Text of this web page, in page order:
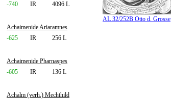
-740
IR 4096 L
Achaimenide Ariaramnes
-625
IR 256 L
Achaimenide Pharnaspes
-605
IR 136 L
Achalm (verh.) Mechthild
AL 32/252B Otto d. Grosse